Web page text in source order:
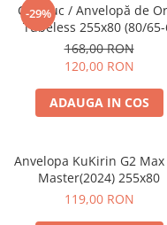
Camere moto
Anvelope ATV
Cauciucuri bicicleta
https://
-29%
Cauciuc / Anvelopă de
Tubeless 255x80 (80/65-
pentru KuKirin G2 Max și
KuKirin G2 Master (2024)
Profil Urban Trotinetă
Electrică
168,00 RON
120,00 RON
ADAUGA IN COS
Anvelopa KuKirin G2 Max
Master(2024) 255x80
119,00 RON